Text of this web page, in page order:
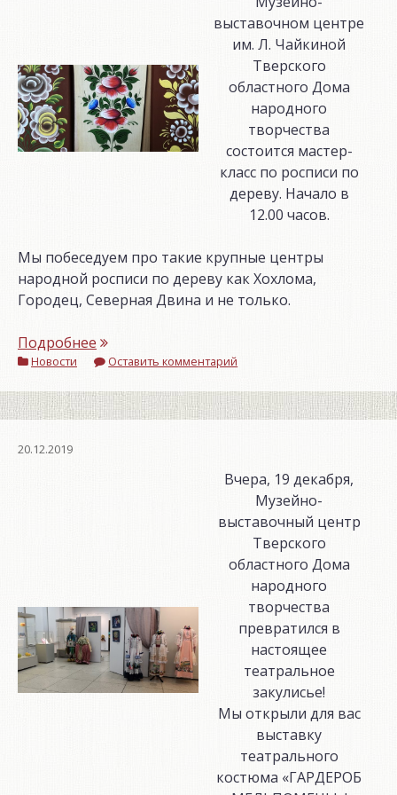
М.И.
Кузнецова!»
выставочном центре
им. Л. Чайкиной
Тверского
областного Дома
народного
творчества
состоится мастер-
класс по росписи по
дереву. Начало в
12.00 часов.
Мы побеседуем про такие крупные центры
народной росписи по дереву как Хохлома,
Городец, Северная Двина и не только.
Подробнее «Друзья!
Приглашаем
мастер-
класс!»
Новости Оставить комментарий
20.12.2019
Вчера, 19 декабря,
Музейно-
выставочный центр
Тверского
областного Дома
народного
творчества
превратился в
настоящее
театральное
закулисье!
Мы открыли для вас
выставку
театрального
костюма «ГАРДЕРОБ